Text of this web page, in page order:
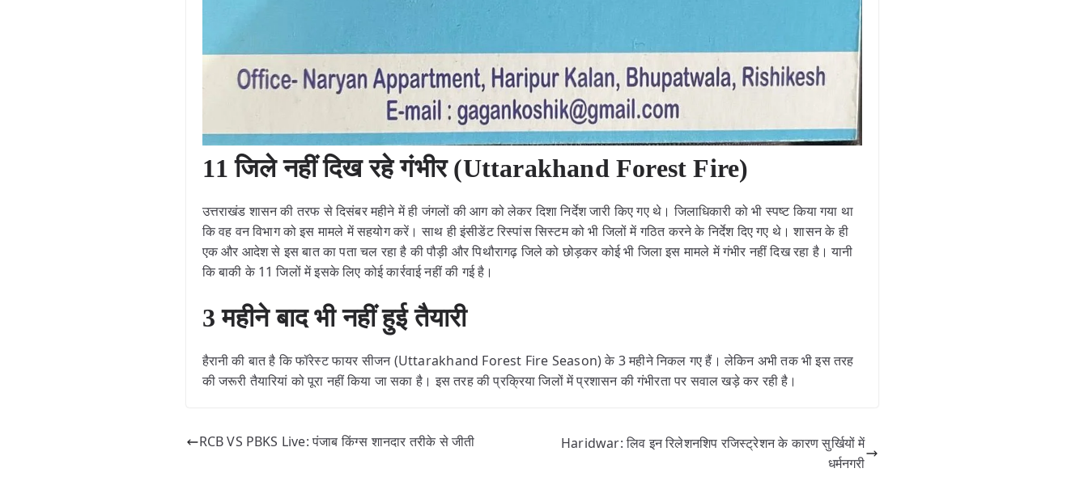
11 जिले नहीं दिख रहे गंभीर (Uttarakhand Forest Fire)
उत्तराखंड शासन की तरफ से दिसंबर महीने में ही जंगलों की आग को लेकर दिशा निर्देश जारी किए गए थे। जिलाधिकारी को भी स्पष्ट किया गया था
कि वह वन विभाग को इस मामले में सहयोग करें। साथ ही इंसीडेंट रिस्पांस सिस्टम को भी जिलों में गठित करने के निर्देश दिए गए थे। शासन के ही
एक और आदेश से इस बात का पता चल रहा है की पौड़ी और पिथौरागढ़ जिले को छोड़कर कोई भी जिला इस मामले में गंभीर नहीं दिख रहा है। यानी
कि बाकी के 11 जिलों में इसके लिए कोई कार्रवाई नहीं की गई है।
3 महीने बाद भी नहीं हुई तैयारी
हैरानी की बात है कि फॉरेस्ट फायर सीजन (Uttarakhand Forest Fire Season) के 3 महीने निकल गए हैं। लेकिन अभी तक भी इस तरह
की जरूरी तैयारियां को पूरा नहीं किया जा सका है। इस तरह की प्रक्रिया जिलों में प्रशासन की गंभीरता पर सवाल खड़े कर रही है।
RCB VS PBKS Live: पंजाब किंग्स शानदार तरीके से जीती
Haridwar: लिव इन रिलेशनशिप रजिस्ट्रेशन के कारण सुर्खियों में
धर्मनगरी